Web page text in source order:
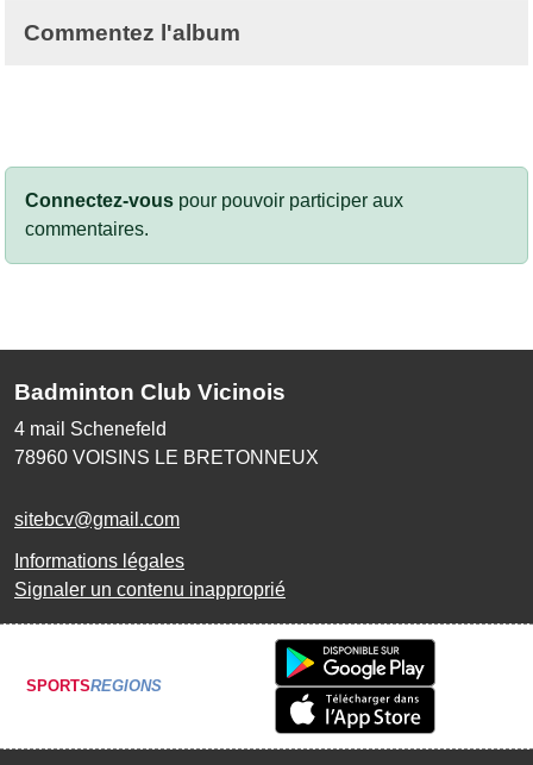
Commentez l'album
Connectez-vous pour pouvoir participer aux
commentaires.
Badminton Club Vicinois
4 mail Schenefeld
78960 VOISINS LE BRETONNEUX
sitebcv@gmail.com
Informations légales
Signaler un contenu inapproprié
SPORTSREGIONS